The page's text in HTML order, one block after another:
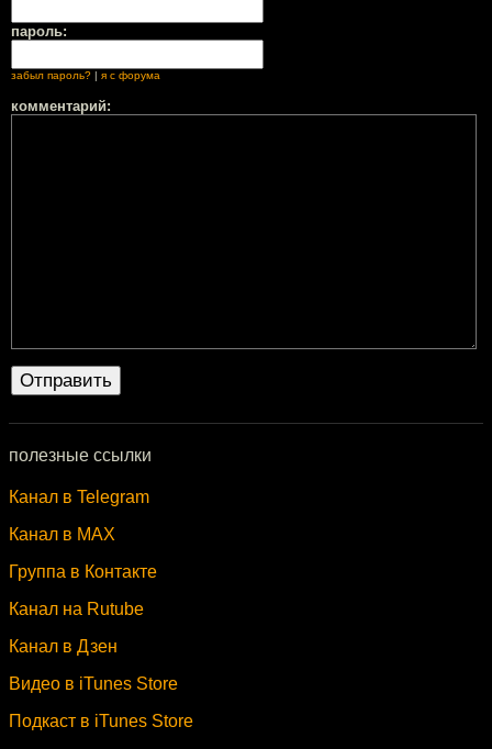
пароль:
забыл пароль? я с форума
комментарий:
полезные ссылки
Канал в Telegram
Канал в MAX
Группа в Контакте
Канал на Rutube
Канал в Дзен
Видео в iTunes Store
Подкаст в iTunes Store